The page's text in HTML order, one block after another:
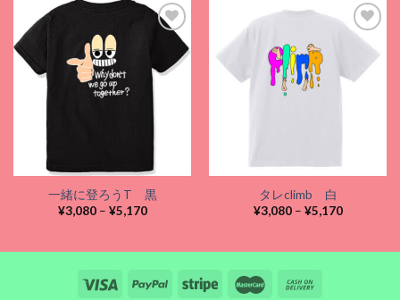
Add to
一緒に登ろうT 黒
¥3,080 – ¥5,170価
–
Add to
wishlist
タレclimb 白
¥3,080 – ¥5,170価
–